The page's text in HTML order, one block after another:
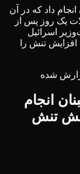
داد که در آن
یک روز پس از
اسرائیل
افزایش تنش را
انجام
تنش